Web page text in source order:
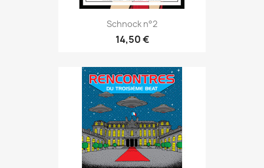
Schnock n°2
14,50 €